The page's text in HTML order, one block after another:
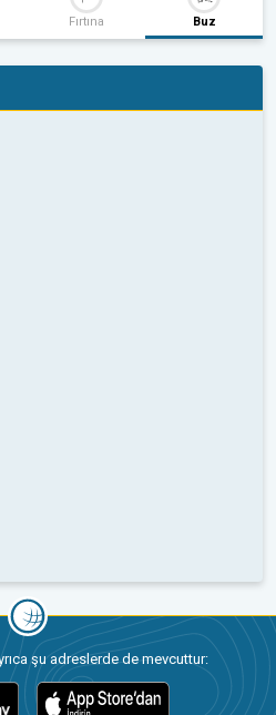
Fırtına Buz
şu adreslerde de mevcuttur: